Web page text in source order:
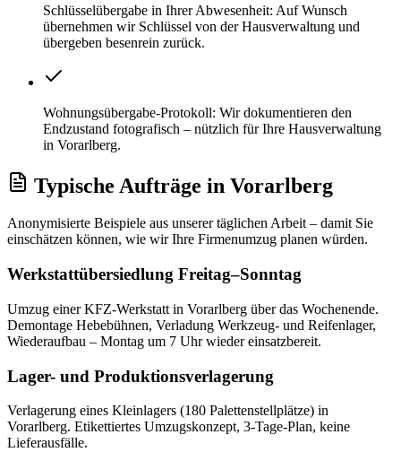
Schlüsselübergabe in Ihrer Abwesenheit: Auf Wunsch
übernehmen wir Schlüssel von der Hausverwaltung und
übergeben besenrein zurück.
Wohnungsübergabe-Protokoll: Wir dokumentieren den
Endzustand fotografisch – nützlich für Ihre Hausverwaltung
in Vorarlberg.
Typische Aufträge in Vorarlberg
Anonymisierte Beispiele aus unserer täglichen Arbeit – damit Sie
einschätzen können, wie wir Ihre Firmenumzug planen würden.
Werkstattübersiedlung Freitag–Sonntag
Umzug einer KFZ-Werkstatt in Vorarlberg über das Wochenende.
Demontage Hebebühnen, Verladung Werkzeug- und Reifenlager,
Wiederaufbau – Montag um 7 Uhr wieder einsatzbereit.
Lager- und Produktionsverlagerung
Verlagerung eines Kleinlagers (180 Palettenstellplätze) in
Vorarlberg. Etikettiertes Umzugskonzept, 3-Tage-Plan, keine
Lieferausfälle.